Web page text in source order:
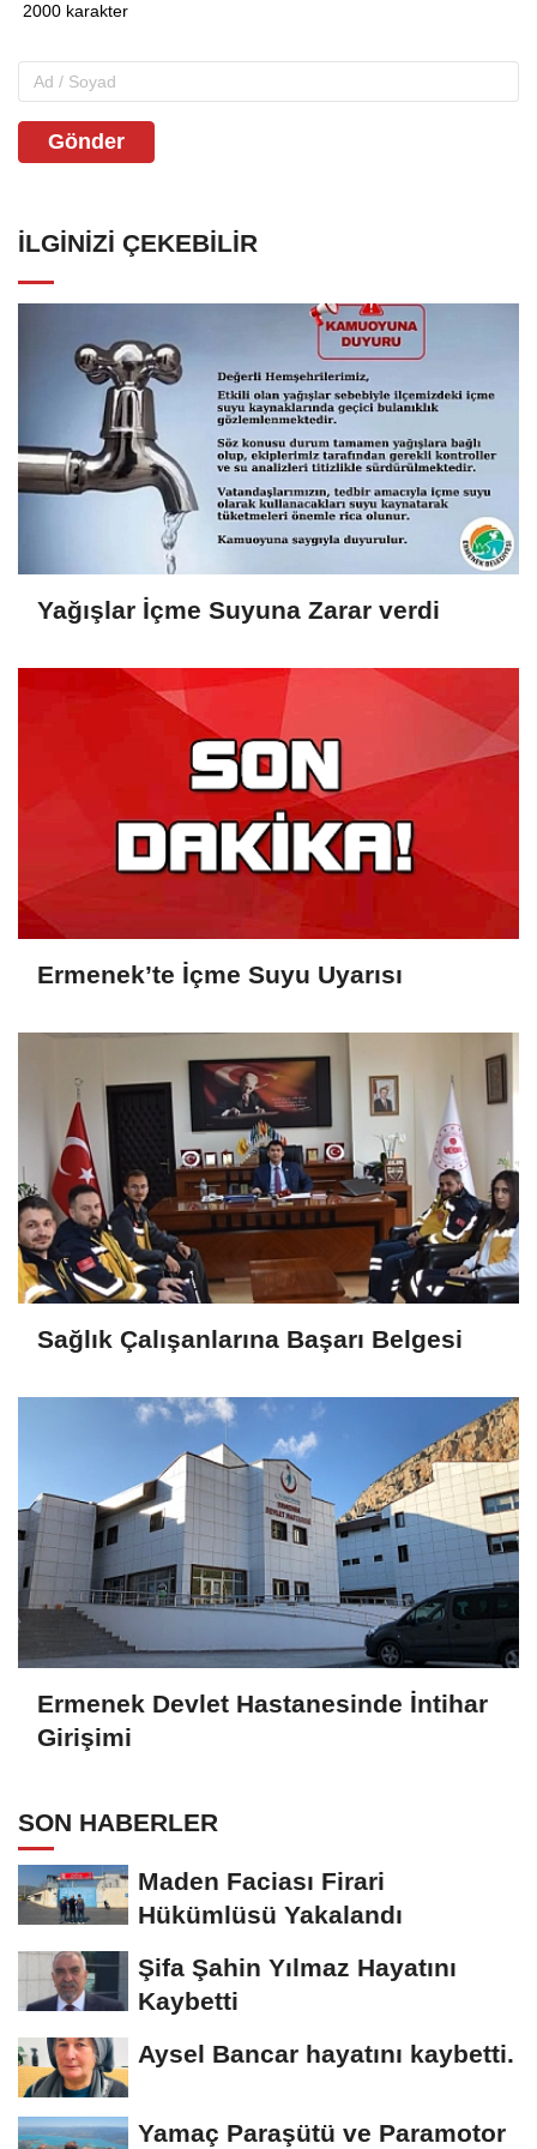
Gönder
İLGINIZI ÇEKEBILIR
Yağışlar İçme Suyuna Zarar verdi
Ermenek’te İçme Suyu Uyarısı
Sağlık Çalışanlarına Başarı Belgesi
Ermenek Devlet Hastanesinde İntihar
Girişimi
SON HABERLER
Maden Faciası Firari
Hükümlüsü Yakalandı
Şifa Şahin Yılmaz Hayatını
Kaybetti
Aysel Bancar hayatını kaybetti.
Yamaç Paraşütü ve Paramotor